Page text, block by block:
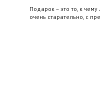
Подарок – это то, к
очень старательно, с